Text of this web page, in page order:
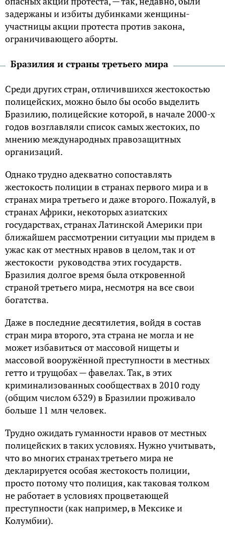
задержаны и избиты дубинками женщины-
участницы акции протеста против закона,
ограничивающего аборты.
Бразилия и страны третьего мира
Среди других стран, отличившихся жестокостью
полицейских, можно было бы особо выделить
Бразилию, полицейские которой, в начале 2000-х
годов возглавляли список самых жестоких, по
мнению международных правозащитных
организаций.
Однако трудно адекватно сопоставлять
жестокость полиции в странах первого мира и в
странах мира третьего и даже второго. Пожалуй, в
странах Африки, некоторых азиатских
государствах, странах Латинской Америки при
ближайшем рассмотрении ситуации мы придем в
ужас как от местных нравов в целом, так и от
жестокости руководства этих государств.
Бразилия долгое время была откровенной
страной третьего мира, несмотря на все свои
богатства.
Даже в последние десятилетия, войдя в состав
стран мира второго, эта страна не могла и не
может избавиться от массовой нищеты и
массовой вооружённой преступности в местных
гетто и трущобах — фавелах. Так, в этих
криминализованных сообществах в 2010 году
(общим числом 6329) в Бразилии проживало
больше 11 млн человек.
Трудно ожидать гуманности нравов от местных
полицейских в таких условиях. Нужно учитывать,
что во многих странах третьего мира не
декларируется особая жестокость полиции,
просто потому что полиция, как таковая толком
не работает в условиях процветающей
преступности (как например, в Мексике и
Колумбии).